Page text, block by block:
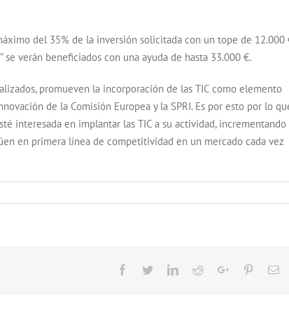
del 35% de la inversión solicitada con un tope de 12.000
verán beneficiados con una ayuda de hasta 33.000 €.
promueven la incorporación de las TIC como elemento
de la Comisión Europea y la SPRI. Es por esto por lo
interesada en implantar las TIC a su actividad, incrementando
en primera línea de competitividad en un mercado cada vez
Facebook
TwitterLinkedIn
RedditGoogle+Pinterest